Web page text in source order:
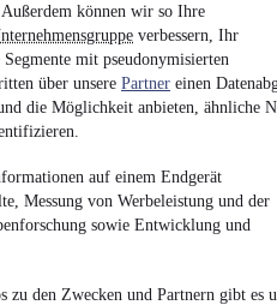
können wir so Ihre
verbessern, Ihr
mit pseudonymisierten
über unsere Partner einen
die Möglichkeit anbieten, ähnliche
auf einem Endgerät
Messung von Werbeleistung und der
sowie Entwicklung und
den Zwecken und Partnern gibt es
E-BikesundGebrauchtwagen:
mobile.de